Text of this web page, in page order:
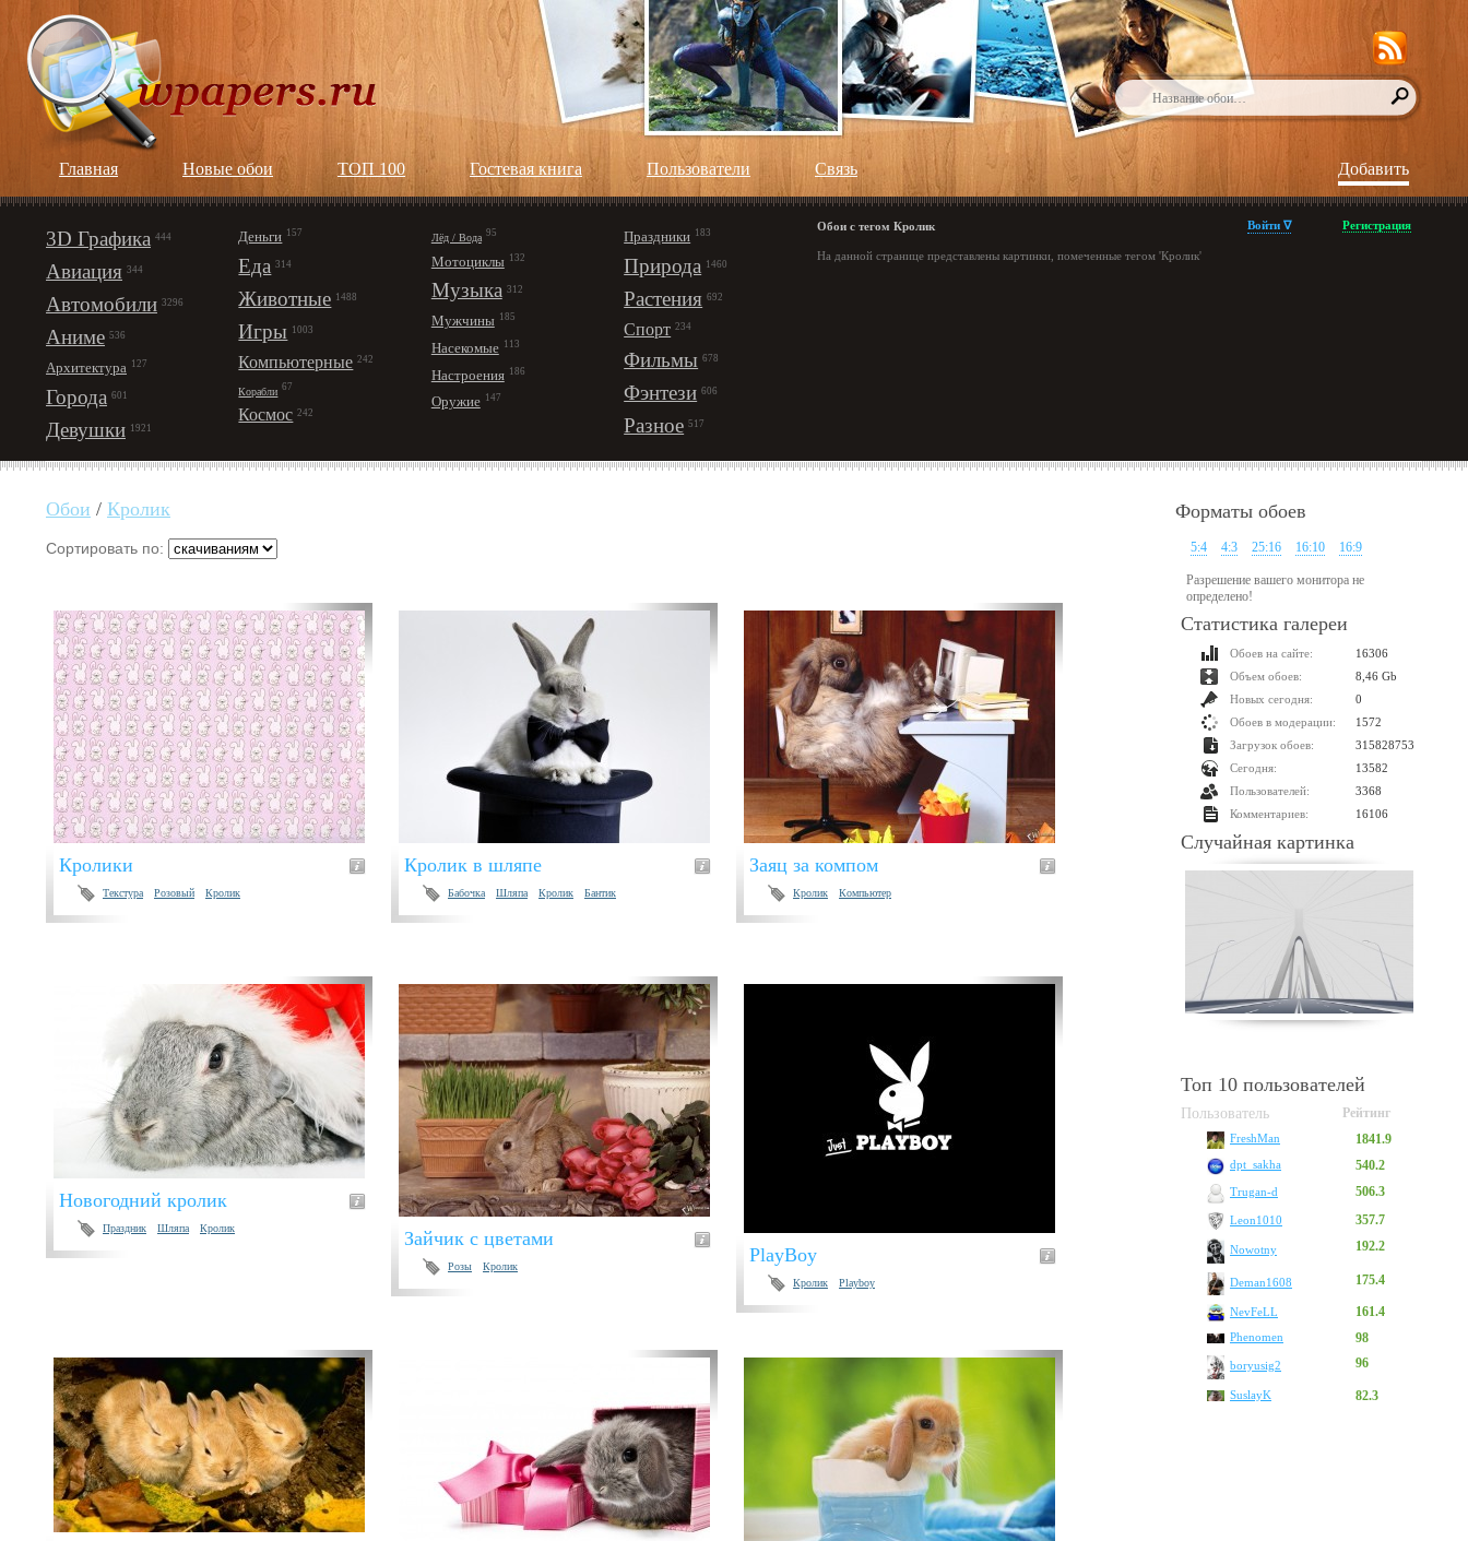
Главная Новые обои ТОП 100 Гостевая книга Пользователи Cвязь Добавить
3D Графика 444
Авиация 344
Автомобили 3296
Аниме 536
Архитектура 127
Города 601
Девушки 1921
Деньги 157
Еда 314
Животные 1488
Игры 1003
Компьютерные 242
Корабли 67
Космос 242
Лёд / Вода 95
Мотоциклы 132
Музыка 312
Мужчины 185
Насекомые 113
Настроения 186
Оружие 147
Праздники 183
Природа 1460
Растения 692
Спорт 234
Фильмы 678
Фэнтези 606
Разное 517
Войти ∇ Регистрация
Обои с тегом Кролик
На данной странице представлены картинки, помеченные тегом 'Кролик'
Обои / Кролик
Сортировать по:
Кролики
Текстура Розовый Кролик
Кролик в шляпе
Бабочка Шляпа Кролик Бантик
Заяц за компом
Кролик Компьютер
Новогодний кролик
Праздник Шляпа Кролик Зайчик с цветами
Розы Кролик
PlayBoy
Кролик Playboy
Форматы обоев
5:4 4:3 25:16 16:10 16:9
Разрешение вашего монитора не
определено!
Статистика галереи
Обоев на сайте:
16306
Объем обоев:
8,46 Gb
Новых сегодня:
0
Обоев в модерации:
1572
Загрузок обоев:
315828753
Сегодня:
13582
Пользователей:
3368
Комментариев:
16106
Случайная картинка
Топ 10 пользователей
Пользователь Рейтинг
FreshMan 1841.9
dpt_sakha 540.2
Trugan-d 506.3
Leon1010 357.7
Nowotny 192.2
Deman1608 175.4
NevFeLL 161.4
Phenomen 98
boryusig2 96
SuslayK 82.3